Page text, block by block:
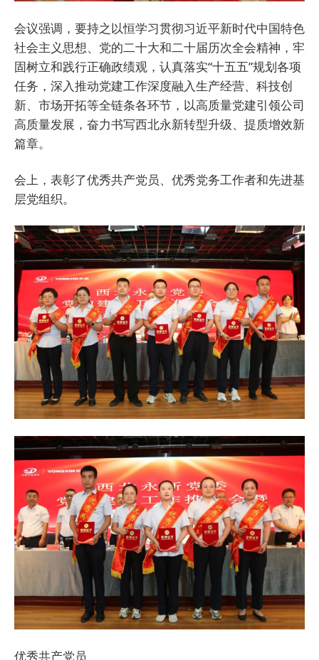
会议强调，要持之以恒学习贯彻习近平新时代中国特色
社会主义思想、党的二十大和二十届历次全会精神，牢
固树立和践行正确政绩观，认真落实“十五五”规划各项
任务，深入推动党建工作深度融入生产经营、科技创
新、市场开拓等全链条各环节，以高质量党建引领公司
高质量发展，奋力书写西北永新转型升级、提质增效新
篇章。
会上，表彰了优秀共产党员、优秀党务工作者和先进基
层党组织。
优秀共产党员